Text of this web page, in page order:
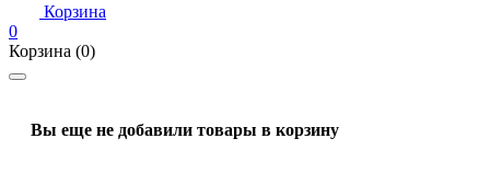
Корзина
0
Корзина (0)
Вы еще не добавили товары в корзину